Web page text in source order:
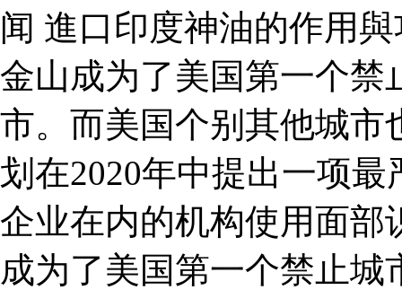
闻 進口印度神油的作用
金山成为了美国第一个禁
市。而美国个别其他城市
划在2020年中提出一项
企业在内的机构使用面部
成为了美国第一个禁止